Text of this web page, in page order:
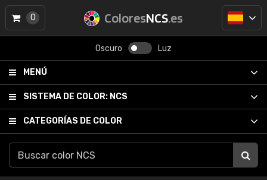
ColoresNCS.es
Oscuro Luz
MENÚ
SISTEMA DE COLOR: NCS
CATEGORÍAS DE COLOR
0